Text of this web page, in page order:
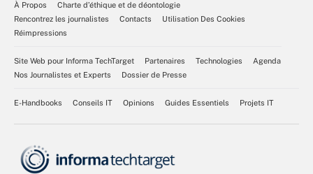
À Propos
Charte d’éthique et de déontologie
Rencontrez les journalistes
Contacts
Utilisation Des Cookies
Réimpressions
Site Web pour Informa TechTarget Partenaires Technologies
Agenda
Nos Journalistes et Experts
Dossier de Presse
E-Handbooks Conseils IT Opinions Guides Essentiels Projets IT